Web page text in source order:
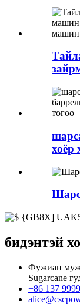
хоёр
бидэнтэй
Фужиан
Sugarcane
+86 137